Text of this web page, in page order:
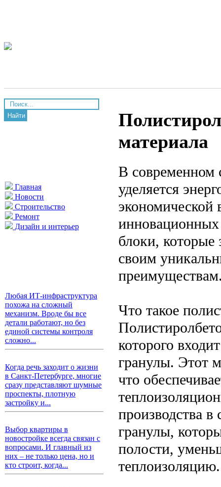
Найти
Главная
Новости
Строительство
Ремонт
Дизайн и интерьер
Любая ИТ-инфраструктура
похожа на сложный
механизм. Вроде бы все
детали работают, но без
единой системы контроля
сложно...
Когда речь заходит о жизни
в Санкт-Петербурге, многие
сразу представляют шумные
проспекты, плотную
застройку и...
Выбор квартиры в
новостройке всегда связан с
вопросами. И главный из
них – не только цена, но и
кто строит, когда...
материала
В современном
уделяется
экономической
блоки, которые
своим
Что такое
которого
гранулы. Этот
что
производства
гранулы,
полости,
теплоизоляцию.